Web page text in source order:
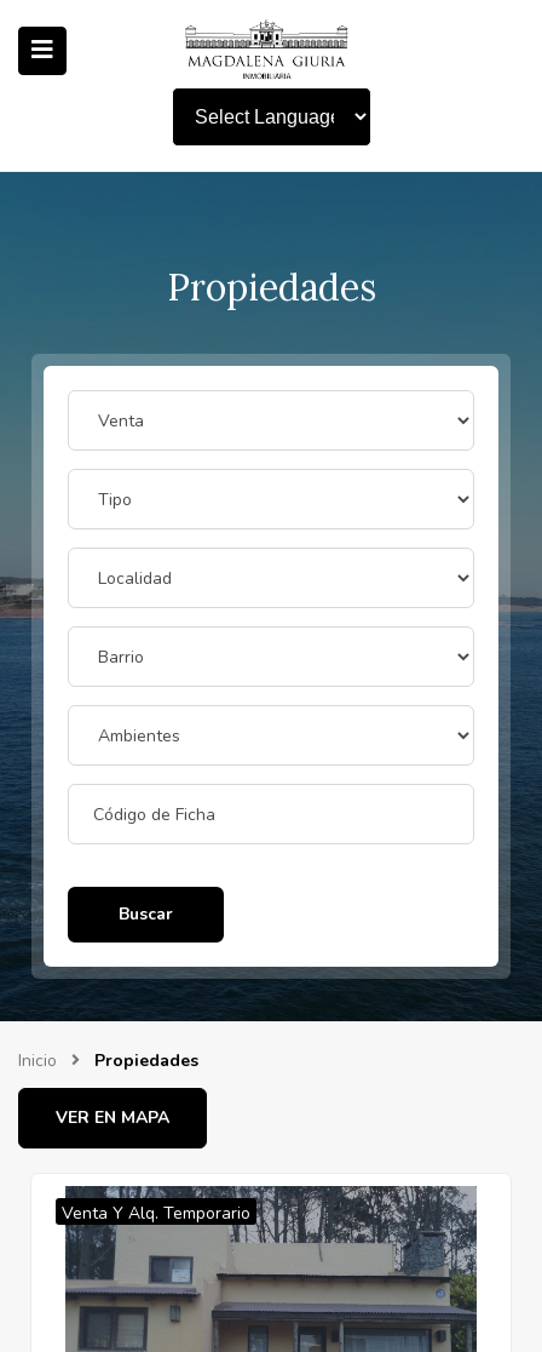
Propiedades
Buscar
Inicio Propiedades
VER EN MAPA
Venta Y Alq. Temporario